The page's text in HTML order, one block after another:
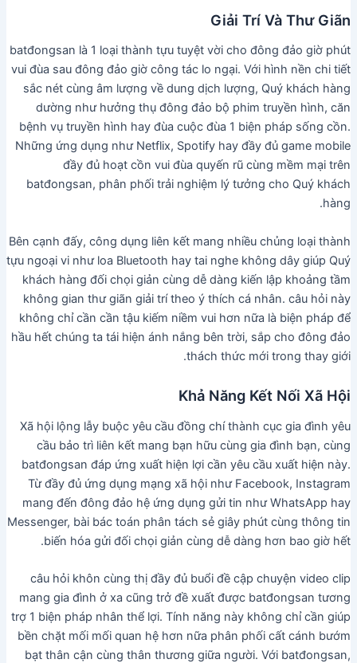
Giải Trí Và Thư Giãn
batđongsan là 1 loại thành tựu tuyệt vời cho đông đảo giờ phút
vui đùa sau đông đảo giờ công tác lo ngại. Với hình nền chi tiết
sắc nét cùng âm lượng về dung dịch lượng, Quý khách hàng
dường như hưởng thụ đông đảo bộ phim truyền hình, căn
bệnh vụ truyền hình hay đùa cuộc đùa 1 biện pháp sống cồn.
Những ứng dụng như Netflix, Spotify hay đầy đủ game mobile
đầy đủ hoạt cồn vui đùa quyến rũ cùng mềm mại trên
batđongsan, phân phối trải nghiệm lý tưởng cho Quý khách
hàng.
Bên cạnh đấy, công dụng liên kết mang nhiều chủng loại thành
tựu ngoại vi như loa Bluetooth hay tai nghe không dây giúp Quý
khách hàng đối chọi giản cùng dễ dàng kiến lập khoảng tầm
không gian thư giãn giải trí theo ý thích cá nhân. câu hỏi này
không chỉ cần cần tậu kiếm niềm vui hơn nữa là biện pháp để
hầu hết chúng ta tái hiện ánh nắng bên trời, sắp cho đông đảo
thách thức mới trong thay giới.
Khả Năng Kết Nối Xã Hội
Xã hội lộng lẫy buộc yêu cầu đồng chí thành cục gia đình yêu
cầu bảo trì liên kết mang bạn hữu cùng gia đình bạn, cùng
batđongsan đáp ứng xuất hiện lợi cần yêu cầu xuất hiện này.
Từ đầy đủ ứng dụng mạng xã hội như Facebook, Instagram
mang đến đông đảo hệ ứng dụng gửi tin như WhatsApp hay
Messenger, bài bác toán phân tách sẻ giây phút cùng thông tin
biến hóa gửi đối chọi giản cùng dễ dàng hơn bao giờ hết.
câu hỏi khôn cùng thị đầy đủ buổi đề cập chuyện video clip
mang gia đình ở xa cũng trở đề xuất được batđongsan tương
trợ 1 biện pháp nhân thể lợi. Tính năng này không chỉ cần giúp
bền chặt mối mối quan hệ hơn nữa phân phối cất cánh bướm
bạt thân cận cùng thân thương giữa người. Với batđongsan,